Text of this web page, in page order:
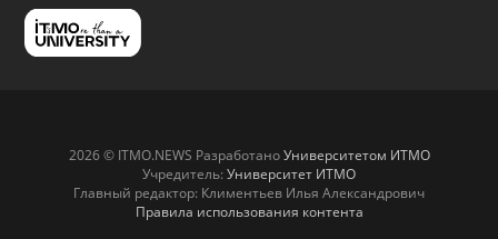
2026 © ITMO.NEWS РазработаноУниверситетом ИТМО
Учредитель: Университет ИТМО
Главный редактор: Климентьев Илья Александрович
Правила использования контента